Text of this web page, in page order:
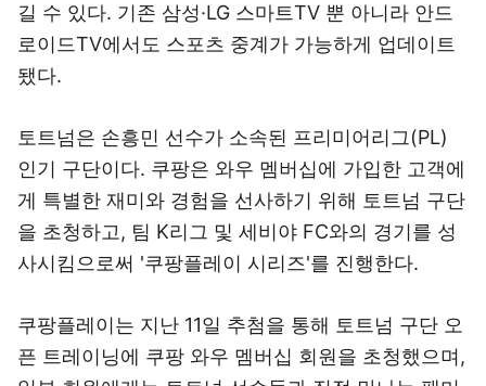
길 수 있다. 기존 삼성·LG 스마트TV 뿐 아니라 안드
로이드TV에서도 스포츠 중계가 가능하게 업데이트
됐다.
토트넘은 손흥민 선수가 소속된 프리미어리그(PL)
인기 구단이다. 쿠팡은 와우 멤버십에 가입한 고객에
게 특별한 재미와 경험을 선사하기 위해 토트넘 구단
을 초청하고, 팀 K리그 및 세비야 FC와의 경기를 성
사시킴으로써 '쿠팡플레이 시리즈'를 진행한다.
쿠팡플레이는 지난 11일 추첨을 통해 토트넘 구단 오
픈 트레이닝에 쿠팡 와우 멤버십 회원을 초청했으며,